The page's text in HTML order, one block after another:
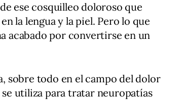
ese cosquilleo doloroso que
la lengua y la piel. Pero lo que
acabado por convertirse en un
sobre todo en el campo del dolor
utiliza para tratar neuropatías